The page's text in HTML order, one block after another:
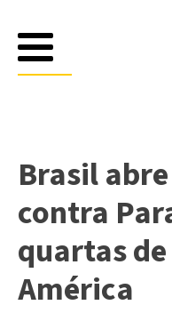
Brasil
contra
quartas
América